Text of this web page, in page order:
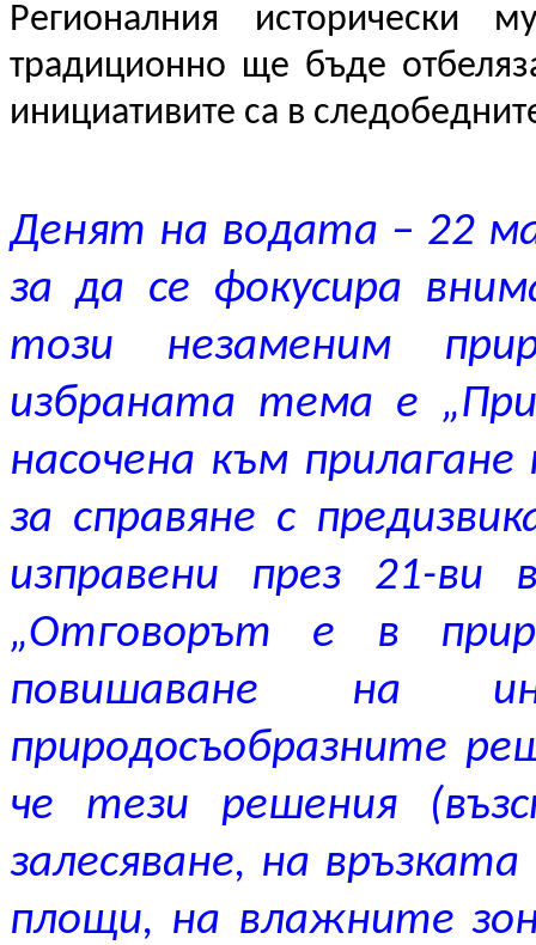
Регионалния
традиционно ще бъде
инициативите са в
Денят на водата – 22
за да се фокусира
този незаменим
избраната тема е
насочена към
за справяне с
изправени през 21-ви
„Отговорът е в
повишаване на
природосъобразните
че тези решения
залесяване, на
площи, на влажните